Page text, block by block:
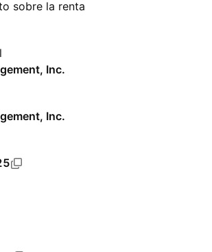
sobre la renta
Inc.
Inc.